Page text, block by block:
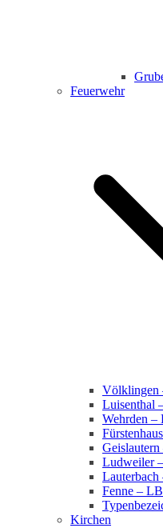
Feuerwehr
Luisenthal
Wehrden
Ludweiler
Fenne –
Kirchen